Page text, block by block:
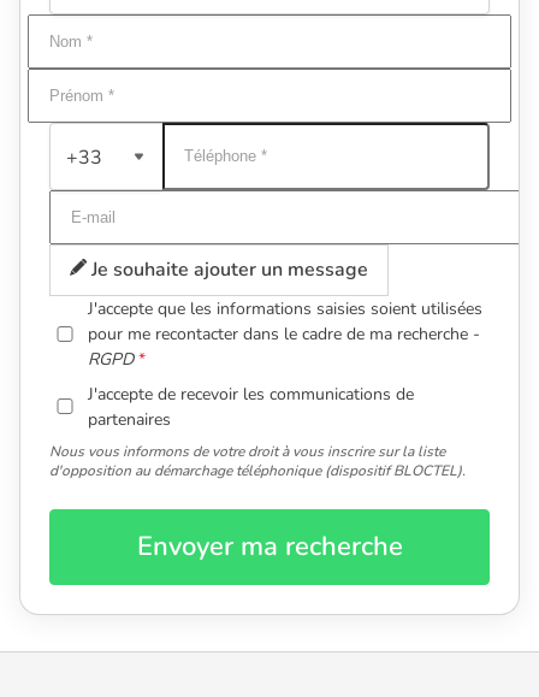
+33
Je souhaite ajouter un message
J'accepte que les informations saisies soient utilisées
pour me recontacter dans le cadre de ma recherche -
RGPD
J'accepte de recevoir les communications de
partenaires
Nous vous informons de votre droit à vous inscrire sur la liste
d'opposition au démarchage téléphonique (dispositif BLOCTEL).
Envoyer ma recherche